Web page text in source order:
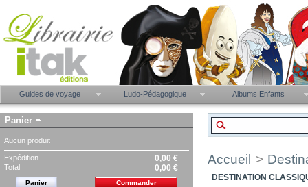
Guides de voyage Ludo-Pédagogique Albums Enfants
Panier
Aucun produit
Expédition 0,00 €
Total 0,00 €
Panier Commander
Accueil >
DESTINATION